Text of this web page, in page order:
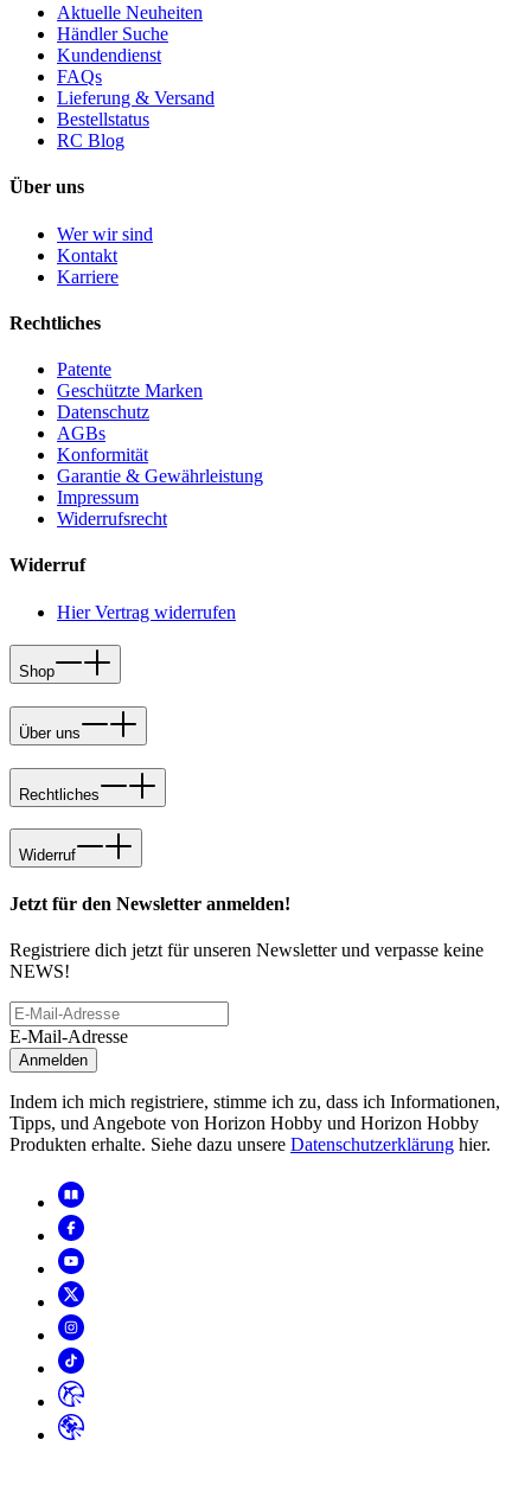
Aktuelle Neuheiten
Händler Suche
Kundendienst
FAQs
Lieferung & Versand
Bestellstatus
RC Blog
Über uns
Wer wir sind
Kontakt
Karriere
Rechtliches
Patente
Geschützte Marken
Datenschutz
AGBs
Konformität
Garantie & Gewährleistung
Impressum
Widerrufsrecht
Widerruf
Hier Vertrag widerrufen
Shop
Über uns
Rechtliches
Widerruf
Jetzt für den Newsletter anmelden!
Registriere dich jetzt für unseren Newsletter und verpasse keine
NEWS!
E-Mail-Adresse
Anmelden
Indem ich mich registriere, stimme ich zu, dass ich Informationen,
Tipps, und Angebote von Horizon Hobby und Horizon Hobby
Produkten erhalte. Siehe dazu unsere Datenschutzerklärung hier.